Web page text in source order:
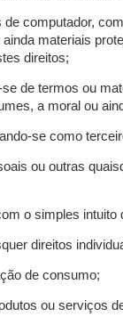
computador,
materiais
direitos;
de termos ou
a moral ou
se como
ou outras
o simples
direitos
de consumo;
ou serviços